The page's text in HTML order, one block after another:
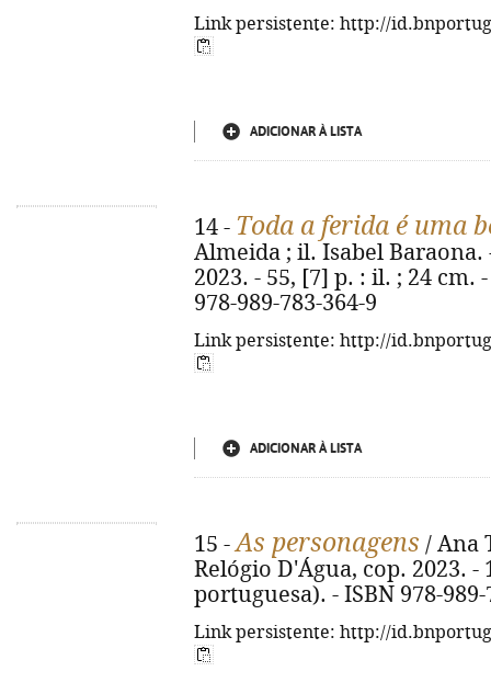
Link persistente: http://
ADICIONAR À LISTA
14 - Toda a ferida é uma
Almeida ; il. Isabel Baraona.
2023. - 55, [7] p. : il. ; 24 cm.
978-989-783-364-9
Link persistente: http://
ADICIONAR À LISTA
15 -As personagens / Ana
Relógio D'Água, cop. 2023. -
portuguesa). - ISBN 978-989-
Link persistente: http://